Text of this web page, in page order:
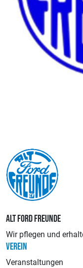
ALT FORD FREUNDE
Wir pflegen und
VEREIN
Veranstaltungen